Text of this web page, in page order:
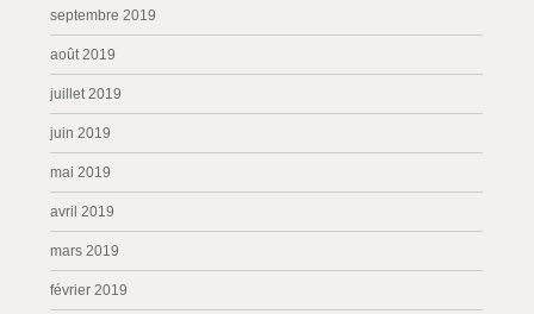
septembre 2019
août 2019
juillet 2019
juin 2019
mai 2019
avril 2019
mars 2019
février 2019